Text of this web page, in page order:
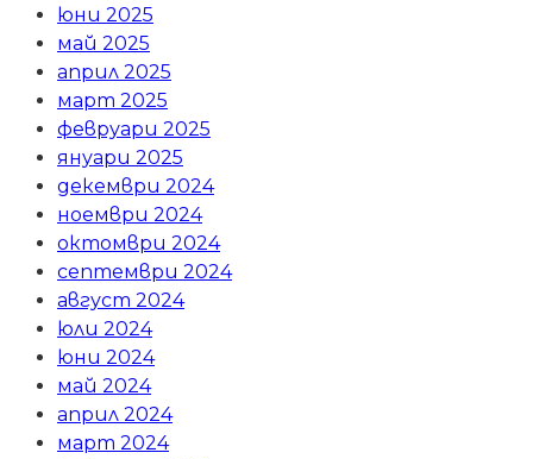
юни 2025
май 2025
април 2025
март 2025
февруари 2025
януари 2025
декември 2024
ноември 2024
октомври 2024
септември 2024
август 2024
юли 2024
юни 2024
май 2024
април 2024
март 2024